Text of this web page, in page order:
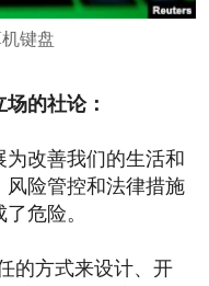
键盘
的社论：
为改善我们的生活和
风险管控和法律措施
危险。
的方式来设计、开